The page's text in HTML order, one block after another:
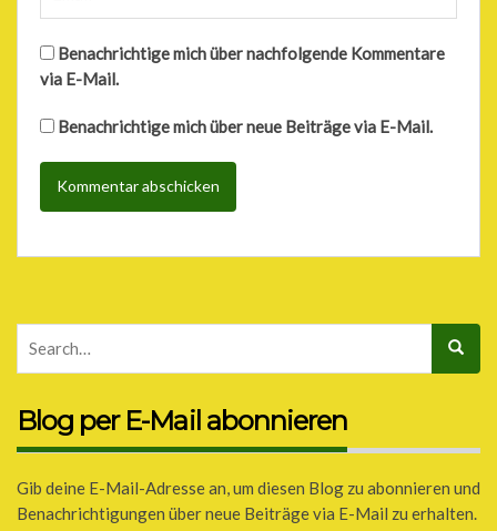
Benachrichtige mich über nachfolgende Kommentare
via E-Mail.
Benachrichtige mich über neue Beiträge via E-Mail.
Blog per E-Mail abonnieren
Gib deine E-Mail-Adresse an, um diesen Blog zu abonnieren und
Benachrichtigungen über neue Beiträge via E-Mail zu erhalten.